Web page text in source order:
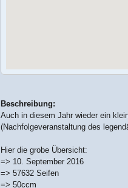
Beschreibung:
Auch in diesem Jahr wieder ein
(Nachfolgeveranstaltung des
Hier die grobe Übersicht:
=> 10. September 2016
=> 57632 Seifen
=> 50ccm